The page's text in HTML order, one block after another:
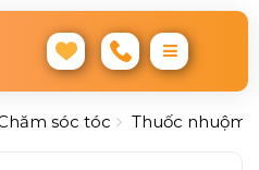
sóc tóc Thuốc nhuộm